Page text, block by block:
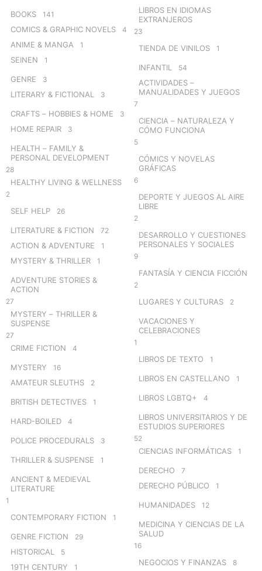
BOOKS 141
COMICS & GRAPHIC NOVELS 4
ANIME & MANGA 1
SEINEN 1
GENRE 3
LITERARY & FICTIONAL 3
CRAFTS – HOBBIES & HOME 3
HOME REPAIR 3
HEALTH – FAMILY &
PERSONAL DEVELOPMENT
28
HEALTHY LIVING & WELLNESS
2
SELF HELP 26
LITERATURE & FICTION 72
ACTION & ADVENTURE 1
MYSTERY & THRILLER 1
ADVENTURE STORIES &
ACTION
27
MYSTERY – THRILLER &
SUSPENSE
27
CRIME FICTION 4
MYSTERY 16
AMATEUR SLEUTHS 2
BRITISH DETECTIVES 1
HARD-BOILED 4
POLICE PROCEDURALS 3
THRILLER & SUSPENSE 1
ANCIENT & MEDIEVAL
LITERATURE
1
CONTEMPORARY FICTION 1
GENRE FICTION 29
HISTORICAL 5
19TH CENTURY 1
LIBROS EN IDIOMAS
EXTRANJEROS
23
TIENDA DE VINILOS 1
INFANTIL 54
ACTIVIDADES –
MANUALIDADES Y JUEGOS
7
CIENCIA – NATURALEZA Y
CÓMO FUNCIONA
5
CÓMICS Y NOVELAS
GRÁFICAS
6
DEPORTE Y JUEGOS AL AIRE
LIBRE
2
DESARROLLO Y CUESTIONES
PERSONALES Y SOCIALES
9
FANTASÍA Y CIENCIA FICCIÓN
2
LUGARES Y CULTURAS 2
VACACIONES Y
CELEBRACIONES
1
LIBROS DE TEXTO 1
LIBROS EN CASTELLANO 1
LIBROS LGBTQ+ 4
LIBROS UNIVERSITARIOS Y DE
ESTUDIOS SUPERIORES
52
CIENCIAS INFORMÁTICAS 1
DERECHO 7
DERECHO PÚBLICO 1
HUMANIDADES 12
MEDICINA Y CIENCIAS DE LA
SALUD
16
NEGOCIOS Y FINANZAS 8